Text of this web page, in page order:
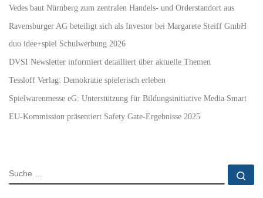
Vedes baut Nürnberg zum zentralen Handels- und Orderstandort aus
Ravensburger AG beteiligt sich als Investor bei Margarete Steiff GmbH
duo idee+spiel Schulwerbung 2026
DVSI Newsletter informiert detailliert über aktuelle Themen
Tessloff Verlag: Demokratie spielerisch erleben
Spielwarenmesse eG: Unterstützung für Bildungsinitiative Media Smart
EU-Kommission präsentiert Safety Gate-Ergebnisse 2025
SUCHE